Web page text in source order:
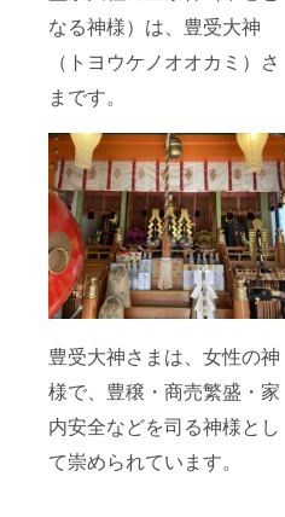
なる神様）は、豊受大神
（トヨウケノオオカミ）さ
まです。
豊受大神さまは、女性の神
様で、豊穣・商売繁盛・家
内安全などを司る神様とし
て崇められています。